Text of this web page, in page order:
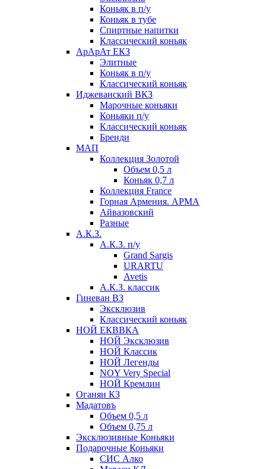
Коньяк в п/у
Коньяк в тубе
Спиртные напитки
Классический коньяк
АрАрАт ЕКЗ
Элитные
Коньяк в п/у
Классический коньяк
Иджеванский ВКЗ
Марочные коньяки
Коньяки п/у
Классический коньяк
Бренди
МАП
Коллекция Золотой
Объем 0,5 л
Коньяк 0,7 л
Коллекция France
Горная Армения. АРМА
Айвазовский
Разные
А.К.З.
А.К.З. п/у
Grand Sargis
URARTU
Avetis
А.К.З. классик
Гиневан ВЗ
Эксклюзив
Классический коньяк
НОЙ ЕКВВКА
НОЙ Эксклюзив
НОЙ Классик
НОЙ Легенды
NOY Very Speсial
НОЙ Кремлин
Оганян КЗ
Мадатовъ
Объем 0,5 л
Объем 0,75 л
Эксклюзивные Коньяки
Подарочные Коньяки
СИС Алко